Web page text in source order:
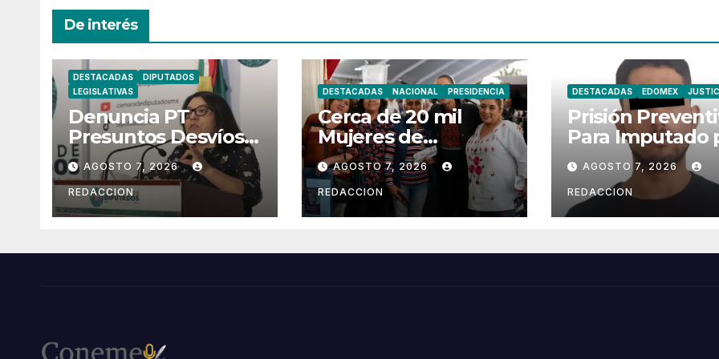
De interés
DESTACADAS
DIPUTADOS
LEGISLATIVAS
Denuncia PT
Presuntos Desvíos
de Recursos en
Municipios de
Oaxaca
AGOSTO 7, 2026
REDACCION
DESTACADAS NACIONAL PRESIDENCIA
Cerca de 20 mil
Mujeres de
Naucalpan Reciben
Pensión Mujeres
Bienestar
AGOSTO 7, 2026
REDACCION
DESTACADAS EDOMEX
Prisión
Para Imputado
Robo de
enAGOSTO 7, 2026
REDACCION